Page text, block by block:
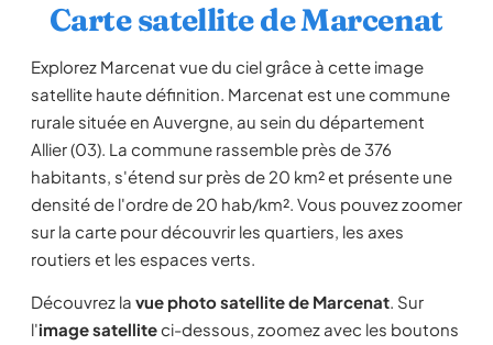
Carte satellite de Marcenat
Explorez Marcenat vue du ciel grâce à cette image
satellite haute définition. Marcenat est une commune
rurale située en Auvergne, au sein du département
Allier (03). La commune rassemble près de 376
habitants, s'étend sur près de 20 km² et présente une
densité de l'ordre de 20 hab/km². Vous pouvez zoomer
sur la carte pour découvrir les quartiers, les axes
routiers et les espaces verts.
Découvrez la vue photo satellite de Marcenat. Sur
l'image satelliteci-dessous, zoomez avec les boutons